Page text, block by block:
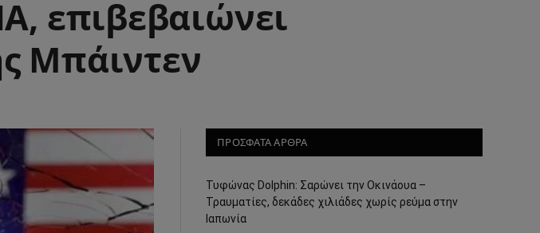
επιβεβαιώνει
Μπάιντεν
ΠΡΟΣΦΑΤΑ ΑΡΘΡΑ
Τυφώνας Dolphin: Σαρώνει την Οκινάουα –
Τραυματίες, δεκάδες χιλιάδες χωρίς ρεύμα στην
Ιαπωνία